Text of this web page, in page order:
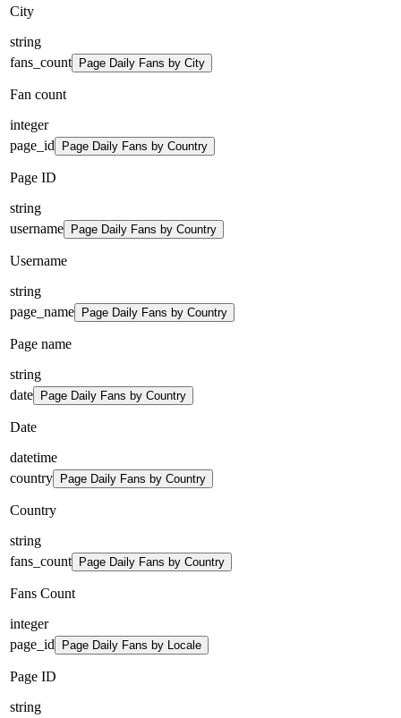
City
string
fans_count
Page Daily Fans by City
Fan count
integer
page_id
Page Daily Fans by Country
Page ID
string
username
Page Daily Fans by Country
Username
string
page_name
Page Daily Fans by Country
Page name
string
date
Page Daily Fans by Country
Date
datetime
country
Page Daily Fans by Country
Country
string
fans_count
Page Daily Fans by Country
Fans Count
integer
page_id
Page Daily Fans by Locale
Page ID
string